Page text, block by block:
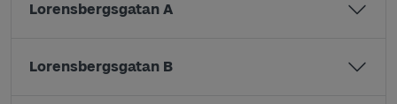
Lorensbergsgatan A
Lorensbergsgatan B